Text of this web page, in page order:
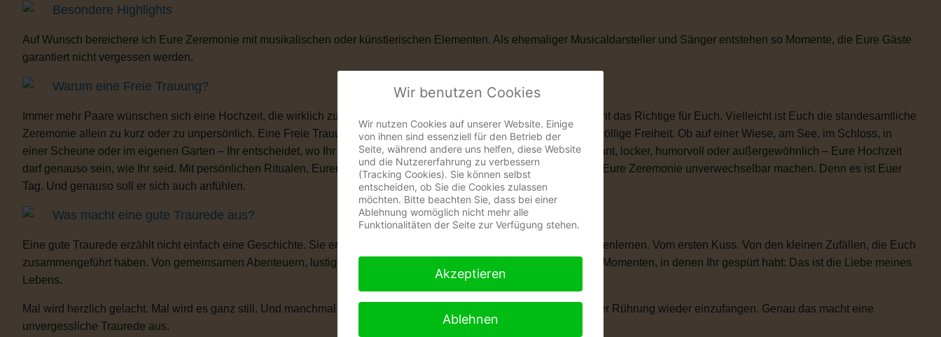
Besondere Highlights
Auf Wunsch bereichere ich Eure Zeremonie mit musikalischen oder künstlerischen Elementen. Als ehemaliger Musicaldarsteller und Sänger entstehen so Momente, die Eure Gäste
garantiert nicht vergessen werden.
Warum eine Freie Trauung?
Immer mehr Paare wünschen sich eine Hochzeit, die wirklich zu ihnen passt. Vielleicht ist eine kirchliche Trauung nicht das Richtige für Euch. Vielleicht ist Euch die standesamtliche
Zeremonie allein zu kurz oder zu unpersönlich. Eine Freie Trauung schenkt Euch genau das, was Ihr Euch wünscht: völlige Freiheit. Ob auf einer Wiese, am See, im Schloss, in
einer Scheune oder im eigenen Garten – Ihr entscheidet, wo Ihr Euch das Ja-Wort gebt. Ob romantisch, modern, elegant, locker, humorvoll oder außergewöhnlich – Eure Hochzeit
darf genauso sein, wie Ihr seid. Mit persönlichen Ritualen, Eurem Eheversprechen und vielen kleinen Momenten, die Eure Zeremonie unverwechselbar machen. Denn es ist Euer
Tag. Und genauso soll er sich auch anfühlen.
Was macht eine gute Traurede aus?
Eine gute Traurede erzählt nicht einfach eine Geschichte. Sie erzählt Eure Liebesgeschichte. Von Eurem ersten Kennenlernen. Vom ersten Kuss. Von den kleinen Zufällen, die Euch
zusammengeführt haben. Von gemeinsamen Abenteuern, lustigen Anekdoten, besonderen Erinnerungen und all den Momenten, in denen Ihr gespürt habt: Das ist die Liebe meines
Lebens.
Mal wird herzlich gelacht. Mal wird es ganz still. Und manchmal braucht man einen kleinen Moment, um die Tränen der Rührung wieder einzufangen. Genau das macht eine
unvergessliche Traurede aus.
Wir benutzen Cookies
Wir nutzen Cookies auf unserer Website. Einige
von ihnen sind essenziell für den Betrieb der
Seite, während andere uns helfen, diese Website
und die Nutzererfahrung zu verbessern
(Tracking Cookies). Sie können selbst
entscheiden, ob Sie die Cookies zulassen
möchten. Bitte beachten Sie, dass bei einer
Ablehnung womöglich nicht mehr alle
Funktionalitäten der Seite zur Verfügung stehen.
Akzeptieren
Ablehnen